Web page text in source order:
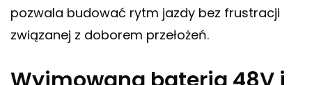
pozwala budować rytm jazdy bez frustracji
związanej z doborem przełożeń.